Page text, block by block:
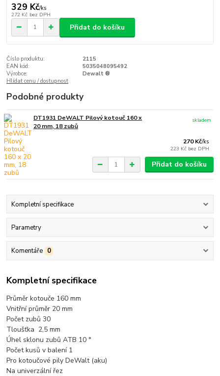
329 Kč/ks
272 Kč bez DPH
Přidat do košíku
Číslo produktu:
2115
EAN kód:
5035048095492
Výrobce:
Dewalt ®
Hlídat cenu / dostupnost
Podobné produkty
DT1931 DeWALT Pilový kotouč 160 x
20 mm, 18 zubů
270 Kč/ks
223 Kč bez DPH
skladem
Přidat do košíku
Kompletní specifikace
Parametry
Komentáře 0
Kompletní specifikace
Průměr kotouče 160 mm
Vnitřní průměr 20 mm
Počet zubů 30
Tloušťka 2,5 mm
Úhel sklonu zubů ATB 10 °
Počet kusů v balení 1
Pro kotoučové pily DeWalt(aku)
Na univerzální řez